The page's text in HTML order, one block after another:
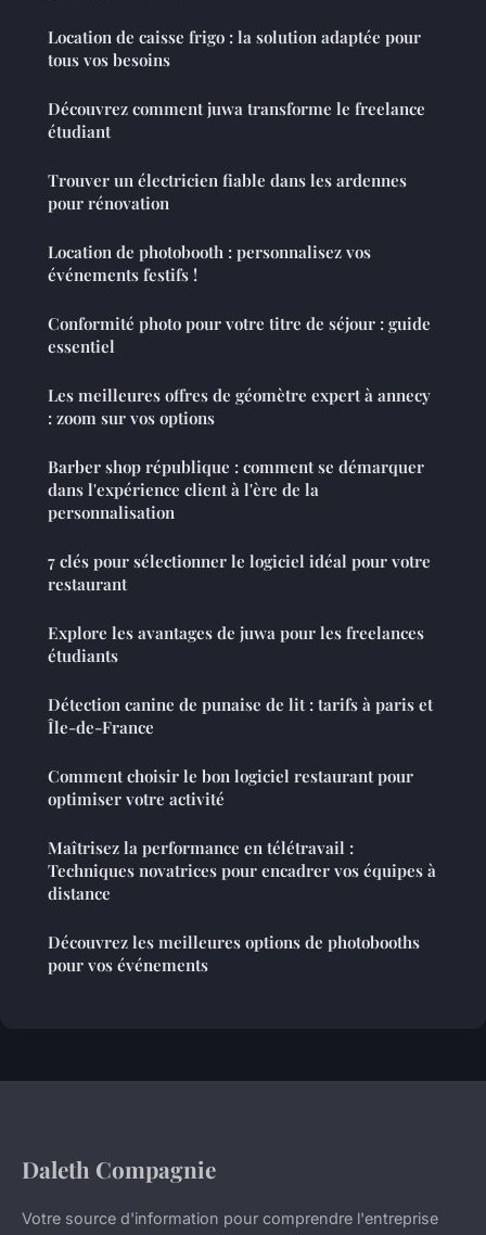
Location de caisse frigo : la solution adaptée pour
tous vos besoins
Découvrez comment juwa transforme le freelance
étudiant
Trouver un électricien fiable dans les ardennes
pour rénovation
Location de photobooth : personnalisez vos
événements festifs !
Conformité photo pour votre titre de séjour : guide
essentiel
Les meilleures offres de géomètre expert à annecy
: zoom sur vos options
Barber shop république : comment se démarquer
dans l'expérience client à l'ère de la
personnalisation
7 clés pour sélectionner le logiciel idéal pour votre
restaurant
Explore les avantages de juwa pour les freelances
étudiants
Détection canine de punaise de lit : tarifs à paris et
Île-de-France
Comment choisir le bon logiciel restaurant pour
optimiser votre activité
Maîtrisez la performance en télétravail :
Techniques novatrices pour encadrer vos équipes à
distance
Découvrez les meilleures options de photobooths
pour vos événements
Daleth Compagnie
Votre source d'information pour comprendre l'entreprise